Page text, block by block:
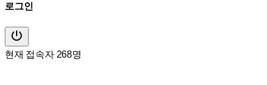
로그인
현재 접속자 268명